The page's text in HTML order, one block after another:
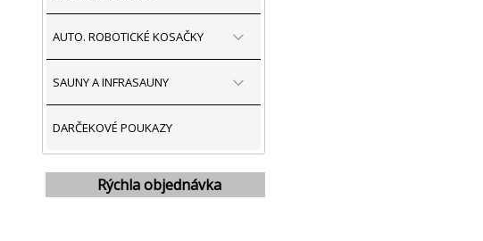
AUTO. ROBOTICKÉ KOSAČKY
SAUNY A INFRASAUNY
DARČEKOVÉ POUKAZY
Rýchla objednávka